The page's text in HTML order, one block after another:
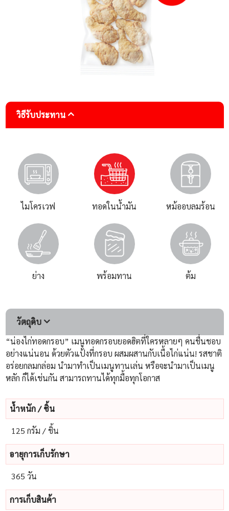
วิธีรับประทาน
ไมโครเวฟ ทอดในน้ำมัน หม้ออบลมร้อน
ย่าง พร้อมทาน ต้ม
วัตถุดิบ
“น่องไก่ทอดกรอบ” เมนูทอดกรอบยอดฮิตที่ใครหลายๆ คนชื่นชอบ
อย่างแน่นอน ด้วยตัวแป้งที่กรอบ ผสมผสานกับเนื้อไก่แน่น! รสชาติ
อร่อยกลมกล่อม นำมาทำเป็นเมนูทานเล่น หรือจะนำมาเป็นเมนู
หลัก ก็ได้เช่นกัน สามารถทานได้ทุกมื้อทุกโอกาส
น้ําหนัก / ชิ้น
125 กรัม / ชิ้น
อายุการเก็บรักษา
365 วัน
การเก็บสินค้า